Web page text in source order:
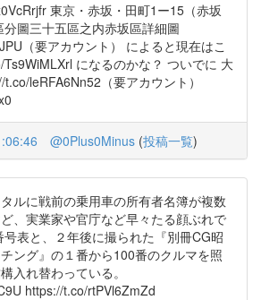
東京・赤坂・田町1ー15（赤坂
分圖三十五區之内赤坂區詳細圖
（要アカウント） によると現在はこ
になるのかな？ ついでに 大
leRFA6Nn52（要アカウント）
@0Plus0Minus (投稿一覧)
ルに戦前の乗用車の所有者名簿が複数
、実業家や官庁など早々たる顔ぶれで
表と、２年後に撮られた『別冊CG昭
ング』の１番から100番のクルマを照
入れ替わっている。
https://t.co/rtPVl6ZmZd